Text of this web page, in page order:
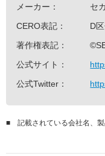
メーカー：
セ
CERO表記：
D
著作権表記：
公式サイト：
公式Twitter：
■ 記載されている会社名、製